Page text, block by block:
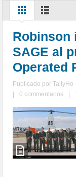
Robinson
SAGE al
Operated
Publicado porTallyHo
0 commentarios